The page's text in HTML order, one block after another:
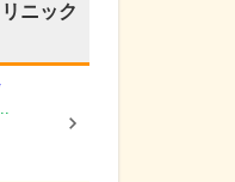
ニック